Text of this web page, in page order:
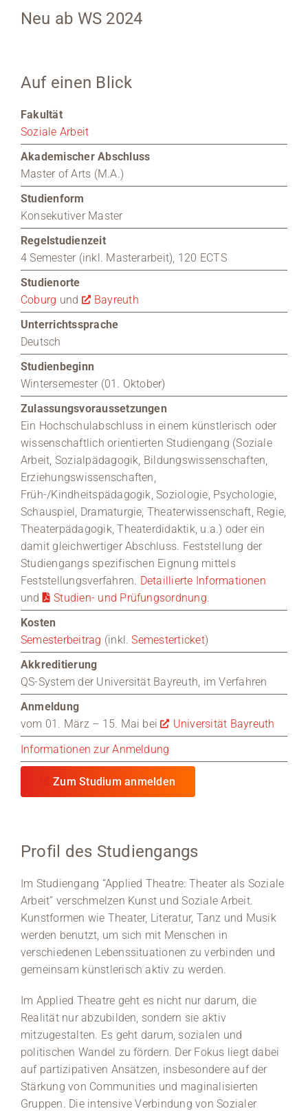
Medien
Veranstaltungen
Neu ab WS 2024
Auf einen Blick
Fakultät
Soziale Arbeit
Akademischer Abschluss
Master of Arts (M.A.)
Studienform
Konsekutiver Master
Regelstudienzeit
4 Semester (inkl. Masterarbeit), 120 ECTS
Studienorte
Coburg und
Bayreuth
Unterrichtssprache
Deutsch
Studienbeginn
Wintersemester (01. Oktober)
Zulassungsvoraussetzungen
Ein Hochschulabschluss in einem künstlerisch oder
wissenschaftlich orientierten Studiengang (Soziale
Arbeit, Sozialpädagogik, Bildungswissenschaften,
Erziehungswissenschaften,
Früh-/Kindheitspädagogik, Soziologie, Psychologie,
Schauspiel, Dramaturgie, Theaterwissenschaft, Regie,
Theaterpädagogik, Theaterdidaktik, u.a.) oder ein
damit gleichwertiger Abschluss. Feststellung der
Studiengangs spezifischen Eignung mittels
Feststellungsverfahren. Detaillierte Informationen
und
Studien- und Prüfungsordnung.
Kosten
Semesterbeitrag (inkl.Semesterticket)
Akkreditierung
QS-System der Universität Bayreuth, im Verfahren
Anmeldung
vom 01. März – 15. Mai bei
Universität Bayreuth
Informationen zur Anmeldung
Zum Studium anmelden
Profil des Studiengangs
Im Studiengang “Applied Theatre: Theater als Soziale
Arbeit” verschmelzen Kunst und Soziale Arbeit.
Kunstformen wie Theater, Literatur, Tanz und Musik
werden benutzt, um sich mit Menschen in
verschiedenen Lebenssituationen zu verbinden und
gemeinsam künstlerisch aktiv zu werden.
Im Applied Theatre geht es nicht nur darum, die
Realität nur abzubilden, sondern sie aktiv
mitzugestalten. Es geht darum, sozialen und
politischen Wandel zu fördern. Der Fokus liegt dabei
auf partizipativen Ansätzen, insbesondere auf der
Stärkung von Communities und maginalisierten
Gruppen. Die intensive Verbindung von Sozialer